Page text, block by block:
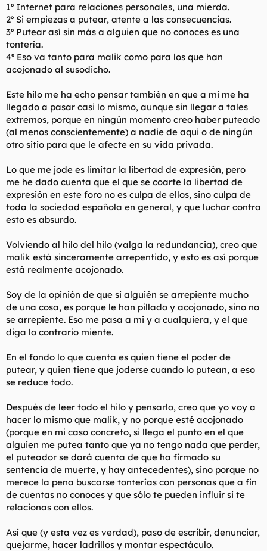
1º Internet para relaciones personales, una mierda.
2º Si empiezas a putear, atente a las consecuencias.
3º Putear así sin más a alguien que no conoces es una
tontería.
4º Eso va tanto para malik como para los que han
acojonado al susodicho.
Este hilo me ha echo pensar también en que a mi me ha
llegado a pasar casi lo mismo, aunque sin llegar a tales
extremos, porque en ningún momento creo haber puteado
(al menos conscientemente) a nadie de aqui o de ningún
otro sitio para que le afecte en su vida privada.
Lo que me jode es limitar la libertad de expresión, pero
me he dado cuenta que el que se coarte la libertad de
expresión en este foro no es culpa de ellos, sino culpa de
toda la sociedad española en general, y que luchar contra
esto es absurdo.
Volviendo al hilo del hilo (valga la redundancia), creo que
malik está sinceramente arrepentido, y esto es así porque
está realmente acojonado.
Soy de la opinión de que si alguién se arrepiente mucho
de una cosa, es porque le han pillado y acojonado, sino no
se arrepiente. Eso me pasa a mi y a cualquiera, y el que
diga lo contrario miente.
En el fondo lo que cuenta es quien tiene el poder de
putear, y quien tiene que joderse cuando lo putean, a eso
se reduce todo.
Después de leer todo el hilo y pensarlo, creo que yo voy a
hacer lo mismo que malik, y no porque esté acojonado
(porque en mi caso concreto, si llega el punto en el que
alguien me putea tanto que ya no tengo nada que perder,
el puteador se dará cuenta de que ha firmado su
sentencia de muerte, y hay antecedentes), sino porque no
merece la pena buscarse tonterías con personas que a fin
de cuentas no conoces y que sólo te pueden influir si te
relacionas con ellos.
Así que (y esta vez es verdad), paso de escribir, denunciar,
quejarme, hacer ladrillos y montar espectáculo.